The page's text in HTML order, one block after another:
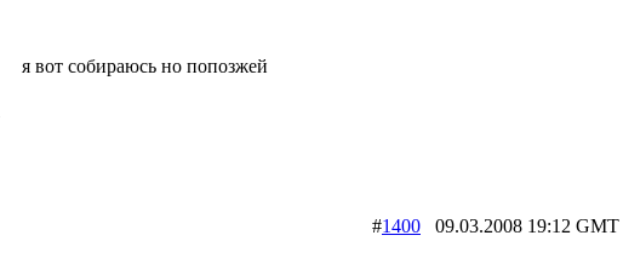
я вот собираюсь но попозжей
#1400 09.03.2008 19:12